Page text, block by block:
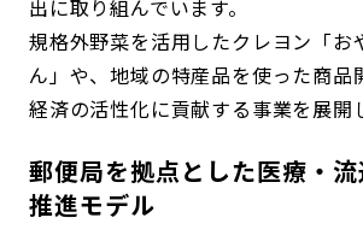
出に取り組んでいます。
規格外野菜を活用したクレヨン「お
ん」や、地域の特産品を使った商品
経済の活性化に貢献する事業を展開
郵便局を拠点とした医療・
推進モデル